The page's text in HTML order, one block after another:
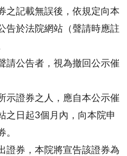
之記載無誤後，依規定向本
告於法院網站（聲請時應註
請公告者，視為撤回公示催
示證券之人，應自本公示催
之日起3個月內，向本院申
。
證券，本院將宣告該證券為